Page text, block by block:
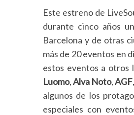
Este estreno de
durante cinco años
Barcelona y de otras
más de 20 eventos en
estos eventos a otros
Luomo,Alva Noto,AGF,
algunos de los
especiales con